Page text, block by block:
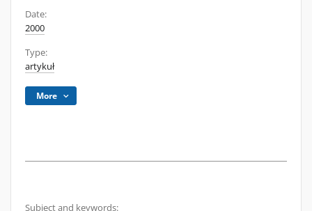
Date:
2000
Type:
artykuł
More
Subject and keywords: